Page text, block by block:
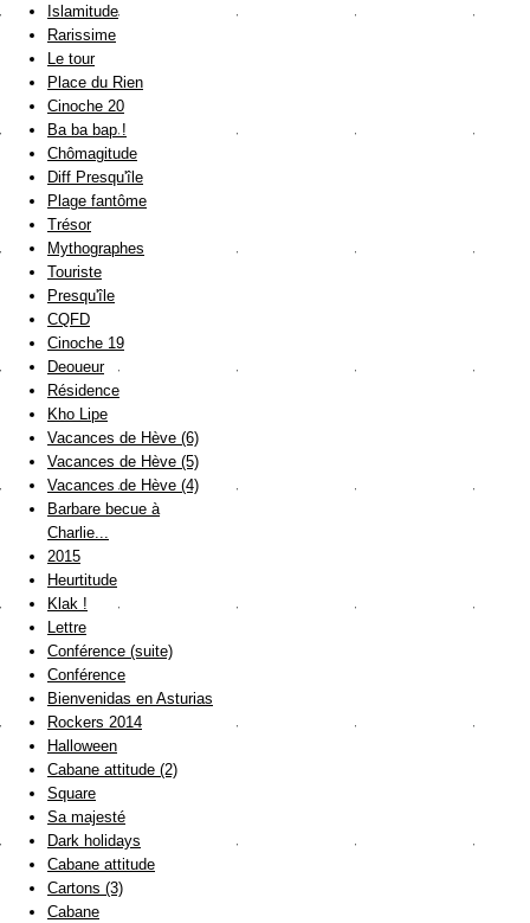
Islamitude
Rarissime
Le tour
Place du Rien
Cinoche 20
Ba ba bap !
Chômagitude
Diff Presqu'île
Plage fantôme
Trésor
Mythographes
Touriste
Presqu'île
CQFD
Cinoche 19
Deoueur
Résidence
Kho Lipe
Vacances de Hève (6)
Vacances de Hève (5)
Vacances de Hève (4)
Barbare becue à
Charlie...
2015
Heurtitude
Klak !
Lettre
Conférence (suite)
Conférence
Bienvenidas en Asturias
Rockers 2014
Halloween
Cabane attitude (2)
Square
Sa majesté
Dark holidays
Cabane attitude
Cartons (3)
Cabane